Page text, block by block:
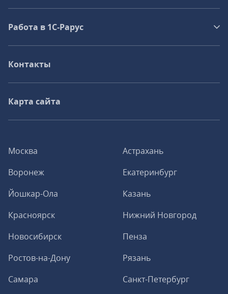
Москва
Астрахань
Воронеж
Екатеринбург
Йошкар-Ола
Казань
Красноярск
Нижний Новгород
Новосибирск
Пенза
Ростов-на-Дону
Рязань
Самара
Санкт-Петербург
Работа в 1С‑Рарус
Контакты
Карта сайта